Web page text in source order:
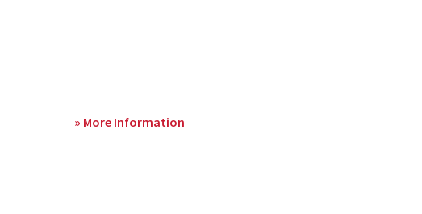
» More Information